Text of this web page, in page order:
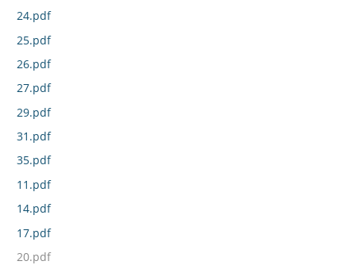
24.pdf
25.pdf
26.pdf
27.pdf
29.pdf
31.pdf
35.pdf
11.pdf
14.pdf
17.pdf
20.pdf